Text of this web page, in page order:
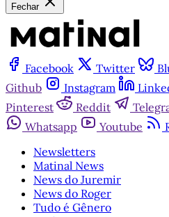
Fechar
Facebook Twitter
Github
Instagram
Pinterest
Reddit
Whatsapp
Youtube
Newsletters
Matinal News
News do Juremir
News do Roger
Tudo é Gênero